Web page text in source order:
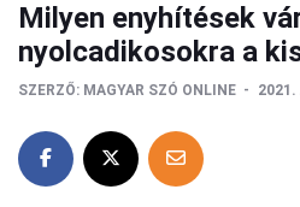
Milyen enyhítések
nyolcadikosokra a
SZERZŐ: MAGYAR SZÓ ONLINE 2021.